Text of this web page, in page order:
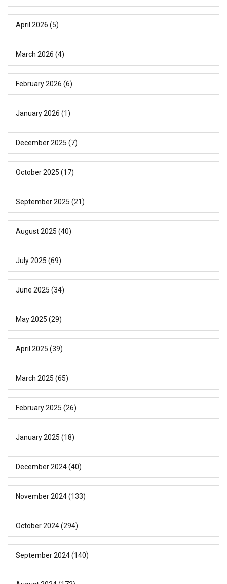
April 2026 (5)
March 2026 (4)
February 2026 (6)
January 2026 (1)
December 2025 (7)
October 2025 (17)
September 2025 (21)
August 2025 (40)
July 2025 (69)
June 2025 (34)
May 2025 (29)
April 2025 (39)
March 2025 (65)
February 2025 (26)
January 2025 (18)
December 2024(40)
November 2024(133)
October 2024(294)
September 2024(140)